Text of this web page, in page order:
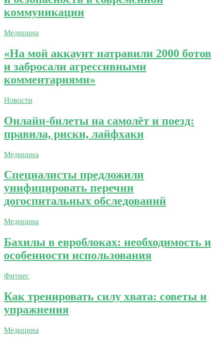
коммуникации
Медицина
«На мой аккаунт натравили 2000 ботов
и забросали агрессивными
комментариями»
Новости
Онлайн-билеты на самолёт и поезд:
правила, риски, лайфхаки
Медицина
Специалисты предложили
унифицировать перечни
догоспитальных обследований
Медицина
Бахилы в евроблоках: необходимость и
особенности использования
Фитнес
Как тренировать силу хвата: советы и
упражнения
Медицина